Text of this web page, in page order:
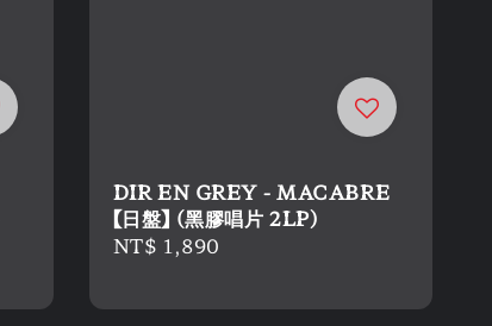
DIR EN GREY - MACABRE
【日盤】 (黑膠唱片 2LP)
Regular
NT$ 1,890